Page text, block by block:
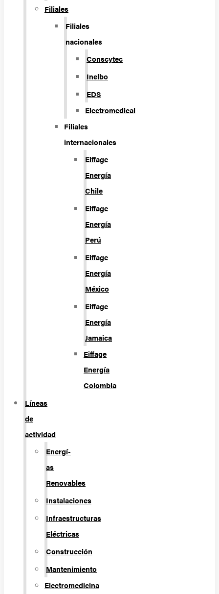
Filiales
Filiales
nacionales
Conscytec
Inelbo
EDS
Electromedical
Filiales
internacionales
Eiffage
Energía
Chile
Eiffage
Energía
Perú
Eiffage
Energía
México
Eiffage
Energía
Jamaica
Eiffage
Energía
Colombia
Líneas
de
actividad
Energí­
as
Renovables
Instalaciones
Infraestructuras
Eléctricas
Construcción
Mantenimiento
Electromedicina